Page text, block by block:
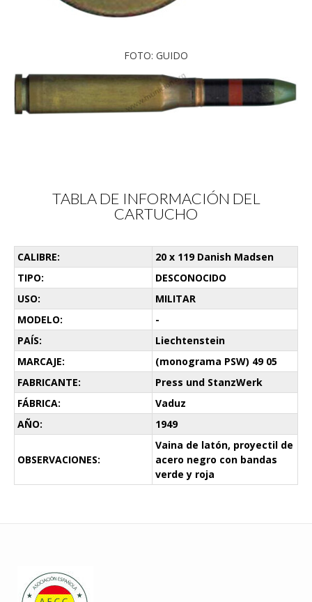
FOTO: GUIDO
TABLA DE INFORMACIÓN DEL
CARTUCHO
CALIBRE:
20 x 119 Danish Madsen
TIPO:
DESCONOCIDO
USO:
MILITAR
MODELO:
-
PAÍS:
Liechtenstein
MARCAJE:
(monograma PSW) 49 05
FABRICANTE:
Press und StanzWerk
FÁBRICA:
Vaduz
AÑO:
1949
OBSERVACIONES:
Vaina de latón, proyectil de
acero negro con bandas
verde y roja